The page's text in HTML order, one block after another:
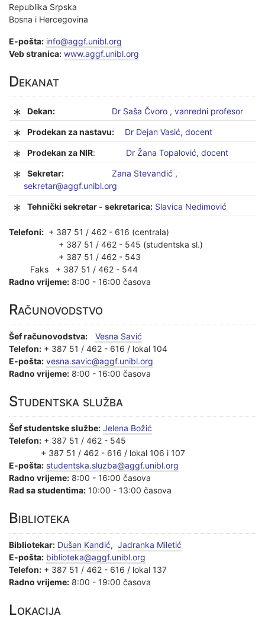
Republika Srpska
Bosna i Hercegovina
E-pošta: info@aggf.unibl.org
Veb stranica: www.aggf.unibl.org
Dekanat
Dekan: Dr Saša Čvoro , vanredni profesor
Prodekan za nastavu: Dr Dejan Vasić, docent
Prodekan za NIR: Dr Žana Topalović, docent
Sekretar: Zana Stevandić ,
sekretar@aggf.unibl.org
Tehnički sekretar - sekretarica: Slavica Nedimović
Telefoni: + 387 51 / 462 - 616 (centrala)
+ 387 51 / 462 - 545 (studentska sl.)
+ 387 51 / 462 - 543
Faks + 387 51 / 462 - 544
Radno vrijeme: 8:00 - 16:00 časova
Računovodstvo
Šef računovodstva:
Vesna Savić
Telefon: + 387 51 / 462 - 616 / lokal 104
E-pošta: vesna.savic@aggf.unibl.org
Radno vrijeme: 8:00 - 16:00 časova
Studentska služba
Šef studentske službe: Jelena Božić
Telefon: + 387 51 / 462 - 545
+ 387 51 / 462 - 616 / lokal 106 i 107
E-pošta: studentska.sluzba@aggf.unibl.org
Radno vrijeme: 8:00 - 16:00 časova
Rad sa studentima: 10:00 - 13:00 časova
Biblioteka
Bibliotekar: Dušan Kandić, Jadranka Miletić
E-pošta: biblioteka@aggf.unibl.org
Telefon: + 387 51 / 462 - 616 / lokal 137
Radno vrijeme: 8:00 - 19:00 časova
Lokacija